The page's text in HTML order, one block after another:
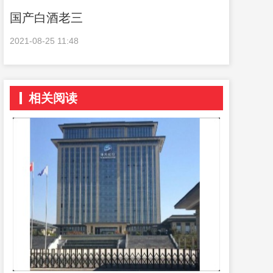
国产白酒老三
2021-08-25 11:48
相关阅读